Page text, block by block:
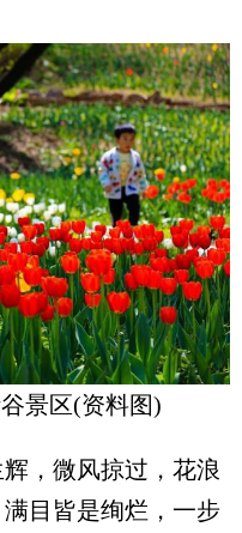
景区(资料图)
，微风掠过，花浪
目皆是绚烂，一步